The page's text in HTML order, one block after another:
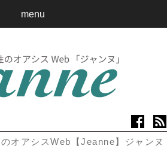
menu
オアシスWeb【Jeanne】ジャンヌ